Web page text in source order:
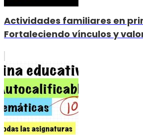
Actividades familiares en
Fortaleciendo vínculos y